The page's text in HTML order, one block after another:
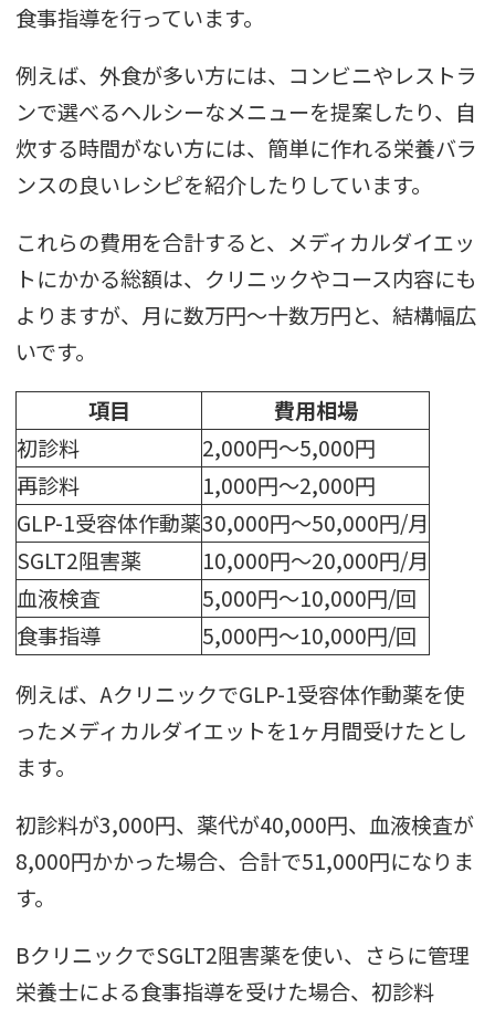
食事指導を行っています。
例えば、外食が多い方には、コンビニやレストラ
ンで選べるヘルシーなメニューを提案したり、自
炊する時間がない方には、簡単に作れる栄養バラ
ンスの良いレシピを紹介したりしています。
これらの費用を合計すると、メディカルダイエッ
トにかかる総額は、クリニックやコース内容にも
よりますが、月に数万円〜十数万円と、結構幅広
いです。
項目
費用相場
初診料
2,000円～5,000円
再診料
1,000円～2,000円
GLP-1受容体作動薬30,000円～50,000円/月
SGLT2阻害薬
10,000円～20,000円/月
血液検査
5,000円～10,000円/回
食事指導
5,000円～10,000円/回
例えば、AクリニックでGLP-1受容体作動薬を使
ったメディカルダイエットを1ヶ月間受けたとし
ます。
初診料が3,000円、薬代が40,000円、血液検査が
8,000円かかった場合、合計で51,000円になりま
す。
BクリニックでSGLT2阻害薬を使い、さらに管理
栄養士による食事指導を受けた場合、初診料